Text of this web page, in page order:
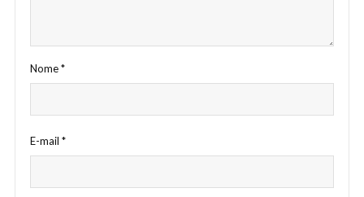
Nome*
E-mail *